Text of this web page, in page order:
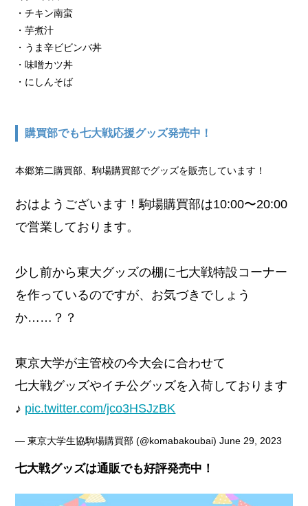
・チキン南蛮
・芋煮汁
・うま辛ビビンバ丼
・味噌カツ丼
・にしんそば
購買部でも七大戦応援グッズ発売中！
本郷第二購買部、駒場購買部でグッズを販売しています！
おはようございます！駒場購買部は10:00〜20:00
で営業しております。
少し前から東大グッズの棚に七大戦特設コーナー
を作っているのですが、お気づきでしょう
か……？？
東京大学が主管校の今大会に合わせて
七大戦グッズやイチ公グッズを入荷しております
♪ pic.twitter.com/jco3HSJzBK
— 東京大学生協駒場購買部 (@komabakoubai)June 29, 2023
七大戦グッズは通販でも好評発売中！